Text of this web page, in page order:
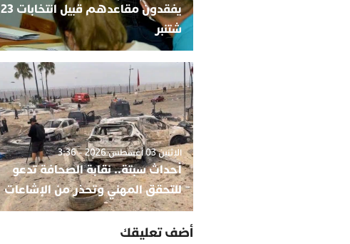
يفقدون مقاعدهم قبيل انتخابات 23
شتنبر
الإثنين 03 أغسطس 2026 - 3:36
أحداث سبتة.. نقابة الصحافة تدعو
للتحقق المهني وتحذر من الإشاعات
أضف تعليقك